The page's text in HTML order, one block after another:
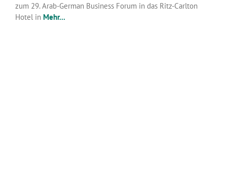
zum 29. Arab-German Business Forum in das Ritz-Carlton
Hotel in Mehr...